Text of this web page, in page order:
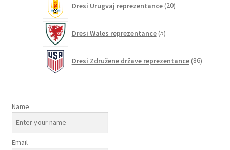
Dresi Urugvaj reprezentance 20izdelkov
Dresi Wales reprezentance 5izdelkov
Dresi Združene države reprezentance 86izdelkov
Name
Email